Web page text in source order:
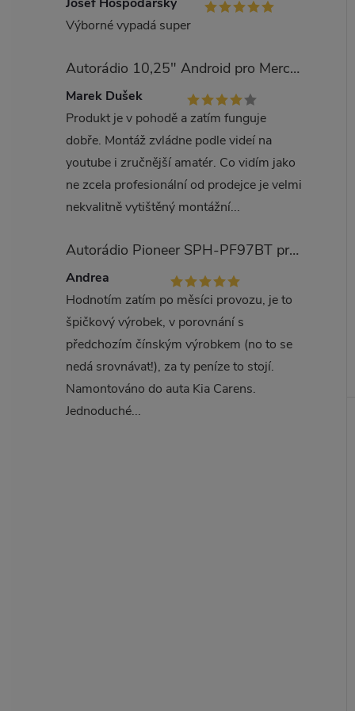
Výborné vypadá super
Autorádio 10,25" Android pro Mercedes Benz třída E W212
Marek Dušek
Produkt je v pohodě a zatím funguje
dobře. Montáž zvládne podle videí na
youtube i zručnější amatér. Co vidím jako
ne zcela profesionální od prodejce je velmi
nekvalitně vytištěný montážní...
Autorádio Pioneer SPH-PF97BT pro Kia Carens
Andrea
Hodnotím zatím po měsíci provozu, je to
špičkový výrobek, v porovnání s
předchozím čínským výrobkem (no to se
nedá srovnávat!), za ty peníze to stojí.
Namontováno do auta Kia Carens.
Jednoduché...